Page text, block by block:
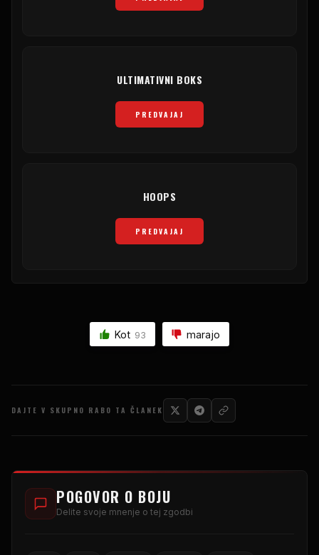
ULTIMATIVNI BOKS
PREDVAJAJ
HOOPS
PREDVAJAJ
Kot 93 marajo
DAJTE V SKUPNO RABO TA ČLANEK
POGOVOR O BOJU
Delite svoje mnenje o tej zgodbi